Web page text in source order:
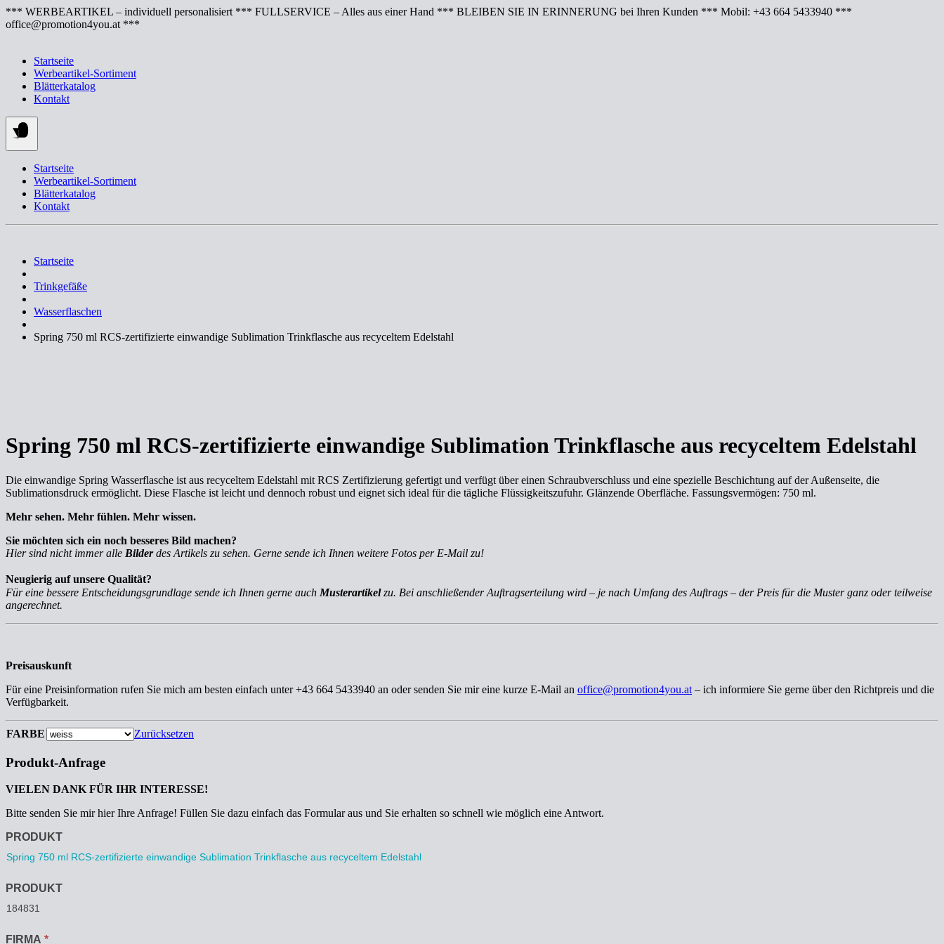
Springe
zum
*** WERBEARTIKEL – individuell personalisiert *** FULLSERVICE – Alles aus einer Hand *** BLEIBEN SIE IN ERINNERUNG bei Ihren Kunden *** Mobil: +43 664 5433940 ***
office@promotion4you.at ***
Startseite
Werbeartikel-Sortiment
Blätterkatalog
Kontakt
Startseite
Werbeartikel-Sortiment
Blätterkatalog
Kontakt
Startseite
Trinkgefäße
Wasserflaschen
Spring 750 ml RCS-zertifizierte einwandige Sublimation Trinkflasche aus recyceltem Edelstahl
Spring 750 ml RCS-zertifizierte einwandige Sublimation Trinkflasche aus recyceltem Edelstahl
Die einwandige Spring Wasserflasche ist aus recyceltem Edelstahl mit RCS Zertifizierung gefertigt und verfügt über einen Schraubverschluss und eine spezielle Beschichtung auf der Außenseite, die
Sublimationsdruck ermöglicht. Diese Flasche ist leicht und dennoch robust und eignet sich ideal für die tägliche Flüssigkeitszufuhr. Glänzende Oberfläche. Fassungsvermögen: 750 ml.
Mehr sehen. Mehr fühlen. Mehr wissen.
Sie möchten sich ein noch besseres Bild machen?
Hier sind nicht immer alle Bilderdes Artikels zu sehen. Gerne sende ich Ihnen weitere Fotos per E-Mail zu!
Neugierig auf unsere Qualität?
Für eine bessere Entscheidungsgrundlage sende ich Ihnen gerne auch Musterartikelzu. Bei anschließender Auftragserteilung wird – je nach Umfang des Auftrags – der Preis für die Muster ganz oder teilweise
angerechnet.
Preisauskunft
Für eine Preisinformation rufen Sie mich am besten einfach unter +43 664 5433940 an oder senden Sie mir eine kurze E-Mail an office@promotion4you.at – ich informiere Sie gerne über den Richtpreis und die
Verfügbarkeit.
FARBE Zurücksetzen
Produkt-Anfrage
VIELEN DANK FÜR IHR INTERESSE!
Bitte senden Sie mir hier Ihre Anfrage! Füllen Sie dazu einfach das Formular aus und Sie erhalten so schnell wie möglich eine Antwort.
Anfrage
PRODUKT
PRODUKT
FIRMA *